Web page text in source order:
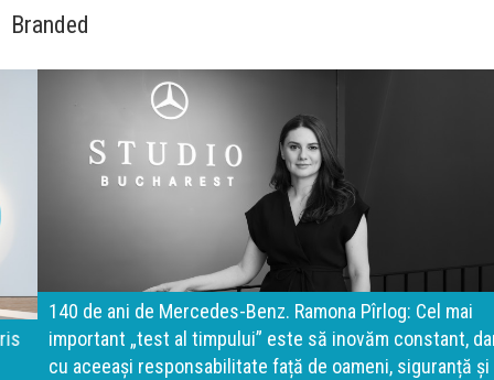
Branded
140 de ani de Mercedes-Benz. Ramona Pîrlog: Cel mai
important „test al timpului” este să inovăm constant, dar
cu aceeași responsabilitate față de oameni, siguranță și